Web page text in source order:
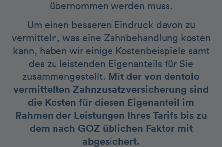
übernommen werden muss.
Um einen besseren Eindruck davon zu
vermitteln, was eine Zahnbehandlung kosten
kann, haben wir einige Kostenbeispiele samt
des zu leistenden Eigenanteils für Sie
zusammengestellt. Mit der von dentolo
vermittelten Zahnzusatzversicherung sind
die Kosten für diesen Eigenanteil im
Rahmen der Leistungen Ihres Tarifs bis zu
dem nach GOZ üblichen Faktor mit
abgesichert.